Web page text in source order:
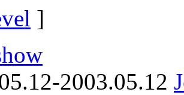
]
2003.05.12